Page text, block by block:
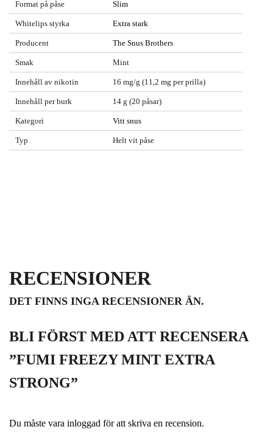
Format på påse Slim
Whitelips styrka Extra stark
Producent The Snus Brothers
Smak Mint
Innehåll av nikotin 16 mg/g (11,2 mg per prilla)
Innehåll per burk 14 g (20 påsar)
Kategori Vitt snus
Typ Helt vit påse
RECENSIONER
DET FINNS INGA RECENSIONER ÄN.
BLI FÖRST MED ATT RECENSERA
”FUMI FREEZY MINT EXTRA
STRONG”
Du måste vara inloggad för att skriva en recension.